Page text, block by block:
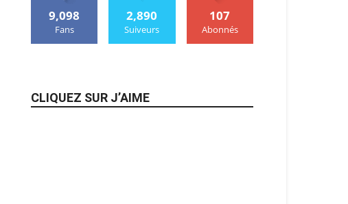
9,098
Fans
2,890
Suiveurs
107
Abonnés
CLIQUEZ SUR J’AIME